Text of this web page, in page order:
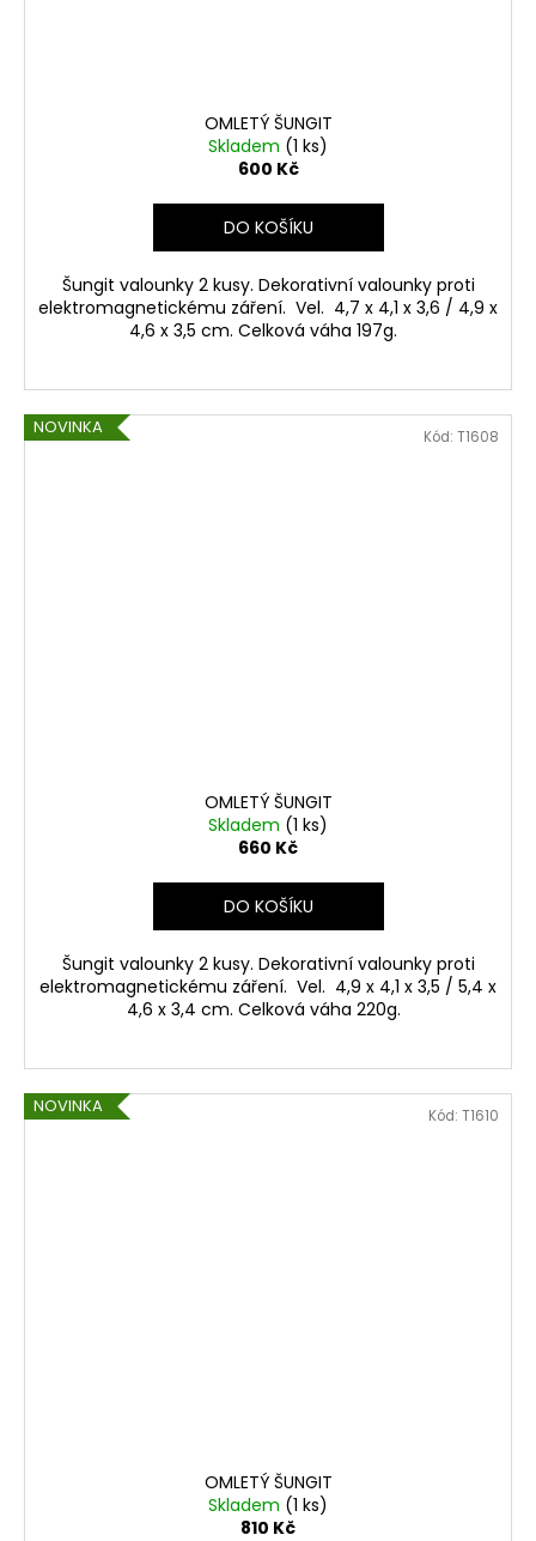
OMLETÝ ŠUNGIT
Skladem (1 ks)
600 Kč
DO KOŠÍKU
Šungit valounky 2 kusy. Dekorativní valounky proti
elektromagnetickému záření. Vel. 4,7 x 4,1 x 3,6 / 4,9 x
4,6 x 3,5 cm. Celková váha 197g.
NOVINKA
OMLETÝ ŠUNGIT
Skladem (1 ks)
660 Kč
DO KOŠÍKU
Šungit valounky 2 kusy. Dekorativní valounky proti
elektromagnetickému záření. Vel. 4,9 x 4,1 x 3,5 / 5,4 x
4,6 x 3,4 cm. Celková váha 220g.
Kód: T1608
NOVINKA
OMLETÝ ŠUNGIT
Skladem (1 ks)
810 Kč
Kód: T1610